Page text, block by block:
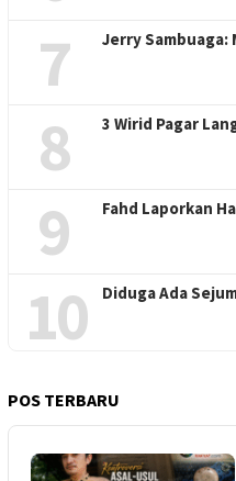
7 Jerry Sambuaga:
8 3 Wirid Pagar
9 Fahd Laporkan
10 Diduga Ada
POS TERBARU